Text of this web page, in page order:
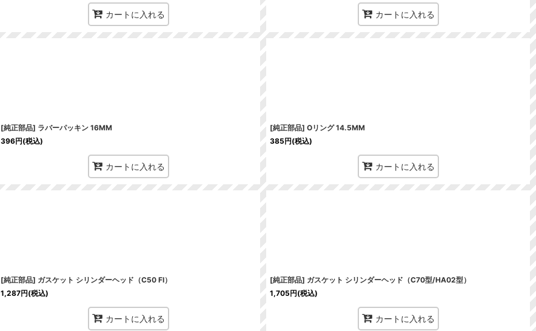
カートに入れる カートに入れる
[純正部品] ラバーパッキン 16MM
396円(税込)
カートに入れる
[純正部品] Oリング 14.5MM
385円(税込)
カートに入れる
[純正部品] ガスケット シリンダーヘッド（C50 FI）
1,287円(税込)
カートに入れる
[純正部品] ガスケット シリンダーヘッド（C70型/HA02型）
1,705円(税込)
カートに入れる